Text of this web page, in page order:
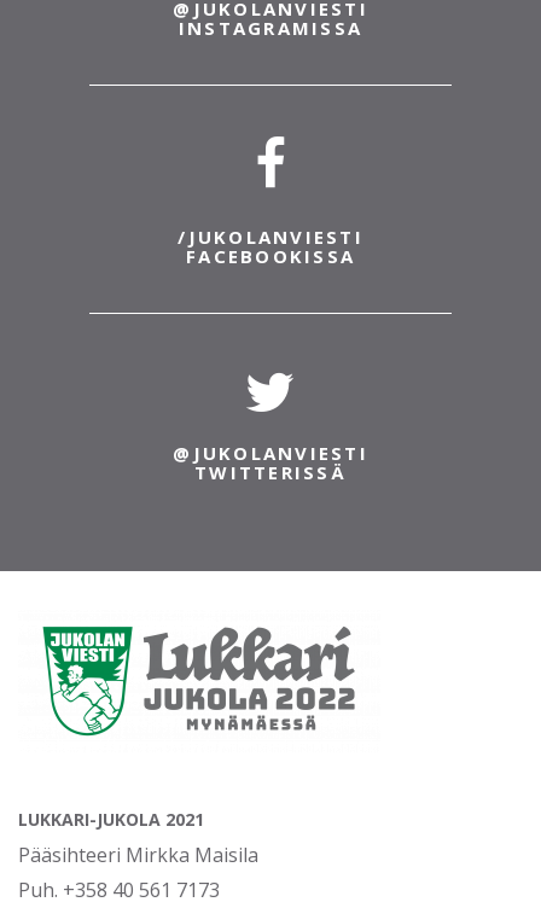
@JUKOLANVIESTI
INSTAGRAMISSA
/JUKOLANVIESTI
FACEBOOKISSA
@JUKOLANVIESTI
TWITTERISSÄ
LUKKARI-JUKOLA 2021
Pääsihteeri Mirkka Maisila
Puh. +358 40 561 7173